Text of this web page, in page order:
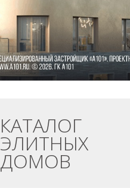
КАТАЛОГ
ЭЛИТНЫХ
ДОМОВ